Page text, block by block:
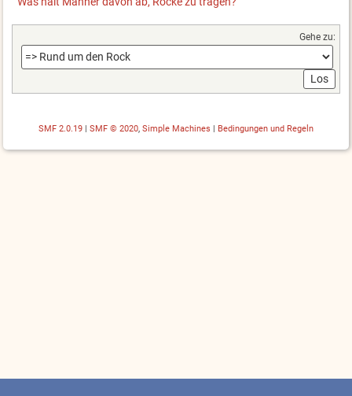
Gehe zu:
SMF 2.0.19 SMF © 2020, Simple Machines Bedingungen und Regeln